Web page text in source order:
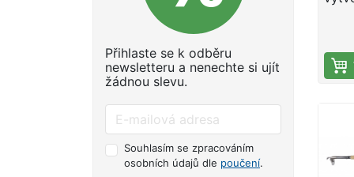
Přihlaste se k odběru
newsletteru a nenechte si ujít
žádnou slevu.
Souhlasím se zpracováním
osobních údajů dle poučení.
30-
kteří